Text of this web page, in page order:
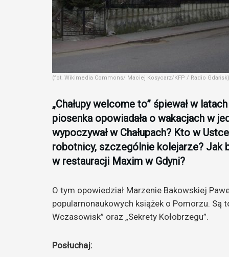
(fot. Wikimedia Commons/ Maciej Kosycarz/KFP / Radio Gdańsk)
„Chałupy welcome to” śpiewał w
piosenka opowiadała o wakacjach w
wypoczywał w Chałupach? Kto w
robotnicy, szczególnie kolejarze? Jak
w restauracji Maxim w Gdyni?
O tym opowiedział Marzenie Bakowskiej
popularnonaukowych książek o Pomorzu. Są
Wczasowisk” oraz „Sekrety Kołobrzegu”.
Posłuchaj: